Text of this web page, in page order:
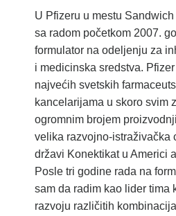
U Pfizeru u mestu
sa radom početkom 2007.
formulator na odeljenju za
i medicinska sredstva.
najvećih svetskih
kancelarijama u skoro svim
ogromnim brojem
velika razvojno-istraživačka
državi Konektikat u Americi
Posle tri godine rada na
sam da radim kao lider tima
razvoju različitih